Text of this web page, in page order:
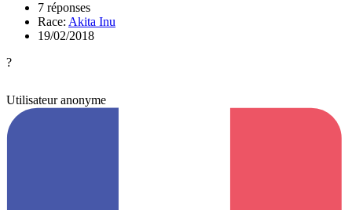
7 réponses
Race: Akita Inu
19/02/2018
?
Utilisateur anonyme